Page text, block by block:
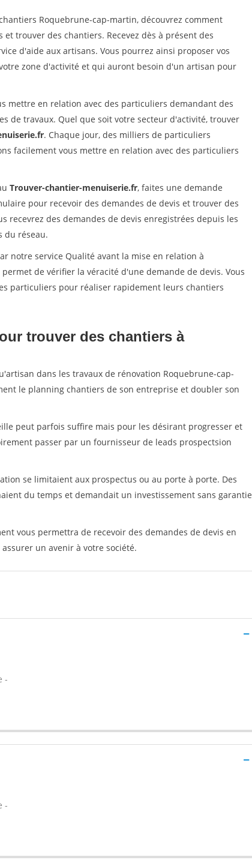
Roquebrune-cap-martin, découvrez comment
trouver des chantiers. Recevez dès à présent des
d'aide aux artisans. Vous pourrez ainsi proposer vos
zone d'activité et qui auront besoin d'un artisan pour
mettre en relation avec des particuliers demandant des
de travaux. Quel que soit votre secteur d'activité, trouver
. Chaque jour, des milliers de particuliers
facilement vous mettre en relation avec des particuliers
Trouver-chantier-menuiserie.fr, faites une demande
pour recevoir des demandes de devis et trouver des
recevrez des demandes de devis enregistrées depuis les
du réseau.
notre service Qualité avant la mise en relation à
de vérifier la véracité d'une demande de devis. Vous
particuliers pour réaliser rapidement leurs chantiers
trouver des chantiers à
dans les travaux de rénovation Roquebrune-cap-
le planning chantiers de son entreprise et doubler son
peut parfois suffire mais pour les désirant progresser et
passer par un fournisseur de leads prospectsion
se limitaient aux prospectus ou au porte à porte. Des
du temps et demandait un investissement sans garantie
vous permettra de recevoir des demandes de devis en
un avenir à votre société.
-
-